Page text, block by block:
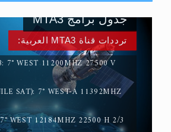
حقيقة المسيح الدجال
ترددات قناة MTA3 العربية:
7° WEST 11200MHZ 27500 V
SAT): 7° WEST-A 11392MHZ
WEST 12184MHZ 22500 H 2/3
جدول برامج MTA3